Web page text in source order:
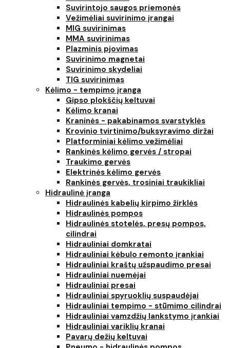
Suvirintojo saugos priemonės
Vežimėliai suvirinimo įrangai
MIG suvirinimas
MMA suvirinimas
Plazminis pjovimas
Suvirinimo magnetai
Suvirinimo skydeliai
TIG suvirinimas
Kėlimo - tempimo įranga
Gipso plokščių keltuvai
Kėlimo kranai
Kraninės - pakabinamos svarstyklės
Krovinio tvirtinimo/buksyravimo diržai
Platforminiai kėlimo vežimėliai
Rankinės kėlimo gervės / stropai
Traukimo gervės
Elektrinės kėlimo gervės
Rankinės gervės, trosiniai traukikliai
Hidraulinė įranga
Hidraulinės kabelių kirpimo žirklės
Hidraulinės pompos
Hidraulinės stotelės, presų pompos,
cilindrai
Hidrauliniai domkratai
Hidrauliniai kėbulo remonto įrankiai
Hidrauliniai kraštų užspaudimo presai
Hidrauliniai nuemėjai
Hidrauliniai presai
Hidrauliniai spyruoklių suspaudėjai
Hidrauliniai tempimo - stūmimo cilindrai
Hidrauliniai vamzdžių lankstymo įrankiai
Hidrauliniai variklių kranai
Pavarų dežių keltuvai